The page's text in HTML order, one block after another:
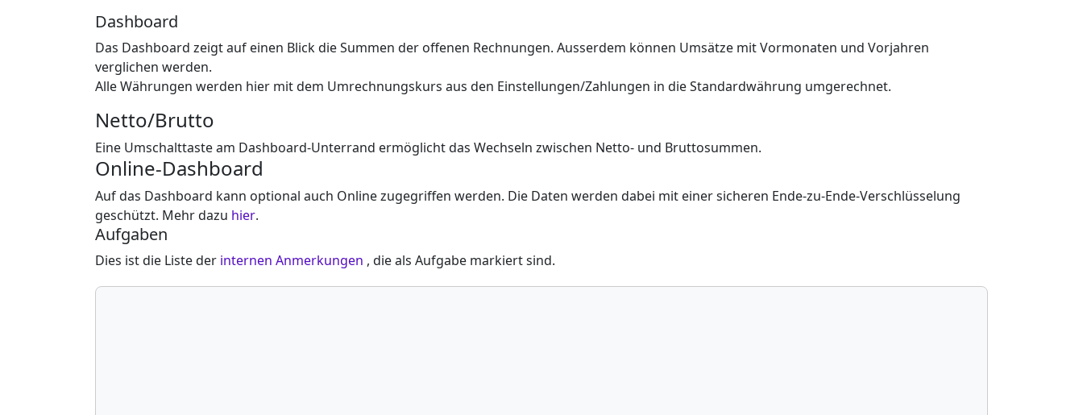
Dashboard
Das Dashboard zeigt auf einen Blick die Summen der offenen Rechnungen. Ausserdem können Umsätze mit Vormonaten und Vorjahren
verglichen werden.
Alle Währungen werden hier mit dem Umrechnungskurs aus den Einstellungen/Zahlungen in die Standardwährung umgerechnet.
Netto/Brutto
Eine Umschalttaste am Dashboard-Unterrand ermöglicht das Wechseln zwischen Netto- und Bruttosummen.
Online-Dashboard
Auf das Dashboard kann optional auch Online zugegriffen werden. Die Daten werden dabei mit einer sicheren Ende-zu-Ende-Verschlüsselung
geschützt. Mehr dazu hier.
Aufgaben
Dies ist die Liste der internen Anmerkungen , die als Aufgabe markiert sind.